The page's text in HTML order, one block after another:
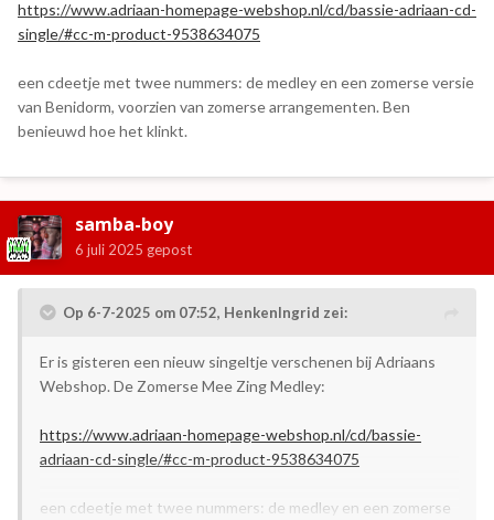
https://www.adriaan-homepage-webshop.nl/cd/bassie-adriaan-cd-
single/#cc-m-product-9538634075
een cdeetje met twee nummers: de medley en een zomerse versie
van Benidorm, voorzien van zomerse arrangementen. Ben
benieuwd hoe het klinkt.
samba-boy
6 juli 2025 gepost
Op 6-7-2025 om 07:52, HenkenIngrid zei:
Er is gisteren een nieuw singeltje verschenen bij Adriaans
Webshop. De Zomerse Mee Zing Medley:
https://www.adriaan-homepage-webshop.nl/cd/bassie-
adriaan-cd-single/#cc-m-product-9538634075
een cdeetje met twee nummers: de medley en een zomerse